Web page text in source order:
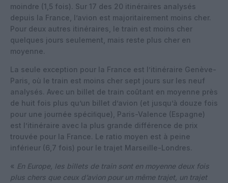
moindre (1,5 fois). Sur 17 des 20 itinéraires analysés
depuis la France, l’avion est majoritairement moins cher.
Pour deux autres itinéraires, le train est moins cher
quelques jours seulement, mais reste plus cher en
moyenne.
La seule exception pour la France est l’itinéraire Genève-
Paris, où le train est moins cher sept jours sur les neuf
analysés. Avec un billet de train coûtant en moyenne près
de huit fois plus qu’un billet d’avion (et jusqu’à douze fois
pour une journée spéciﬁque), Paris-Valence (Espagne)
est l’itinéraire avec la plus grande différence de prix
trouvée pour la France. Le ratio moyen est à peine
inférieur (6,7 fois) pour le trajet Marseille-Londres.
« En Europe, les billets de train sont en moyenne deux fois
plus chers que ceux d’avion pour un même trajet, un trajet